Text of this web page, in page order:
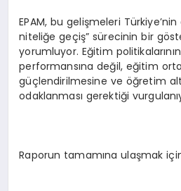
EPAM, bu gelişmeleri
niteliğe geçiş” sürecinin bir
yorumluyor. Eğitim
performansına değil, eğitim
güçlendirilmesine ve öğretim
odaklanması gerektiği
Raporun tamamına ulaşmak